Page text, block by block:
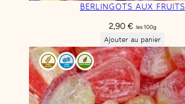
BERLINGOTS AUX FRUITS
2,90 € les 100g
Ajouter au panier